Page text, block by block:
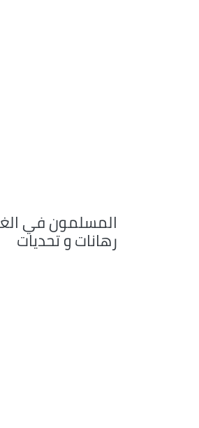
المسلمون في
رهانات و تحديات